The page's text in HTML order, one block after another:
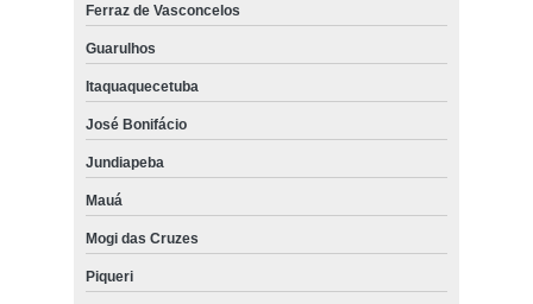
Ferraz de Vasconcelos
Guarulhos
Itaquaquecetuba
José Bonifácio
Jundiapeba
Mauá
Mogi das Cruzes
Piqueri